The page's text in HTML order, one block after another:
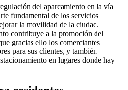
del aparcamiento en la vía
fundamental de los servicios
la movilidad de la ciudad.
contribuye a la promoción del
gracias ello los comerciantes
para sus clientes, y también
en lugares donde hay